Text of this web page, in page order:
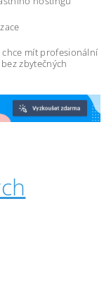
mít profesionální
zbytečných